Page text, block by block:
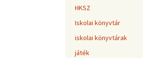
HKSZ
Iskolai könyvtár
iskolai könyvtárak
játék